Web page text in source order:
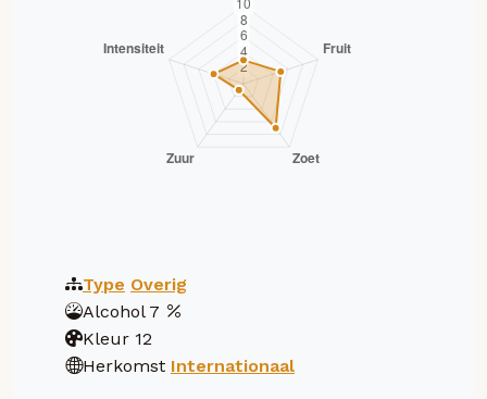
Type Overig
Alcohol 7
Kleur 12
Herkomst Internationaal